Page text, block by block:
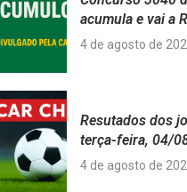
acumula e vai a
4 de agosto de
Resutados dos
terça-feira, 04/
4 de agosto de